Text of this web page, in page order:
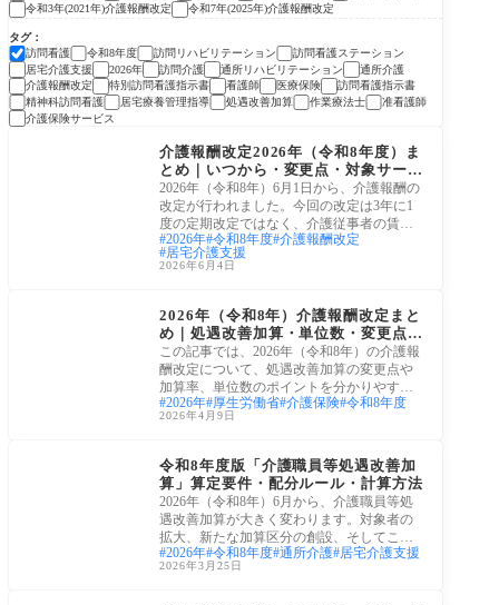
令和3年(2021年)介護報酬改定
令和7年(2025年)介護報酬改定
タグ
訪問看護
令和8年度 訪問リハビリテーション
訪問看護ステーション
居宅介護支援
2026年 訪問介護 通所リハビリテーション
通所介護
介護報酬改定
特別訪問看護指示書 看護師 医療保険
訪問看護指示書
精神科訪問看護
居宅療養管理指導 処遇改善加算 作業療法士
准看護師
介護保険サービス
令和8年(2026年)介護報
介護報酬改定2026年（令和8年度）ま
とめ｜いつから・変更点・対象サービ
スをわかりやすく解説
2026年（令和8年）6月1日から、介護報酬の
改定が行われました。今回の改定は3年に1
度の定期改定ではなく、介護従事者の賃上
げを早急
2026年 令和8年度 介護報酬改定
居宅介護支援
2026年6月4日
2026年（令和8年）介護報酬改定まと
め｜処遇改善加算・単位数・変更点を
解説
この記事では、2026年（令和8年）の介護報
酬改定について、処遇改善加算の変更点や
加算率、単位数のポイントを分かりやすく
まとめ
2026年 厚生労働省 介護保険 令和8年度
2026年4月9日
令和8年度版「介護職員等処遇改善加
算」算定要件・配分ルール・計算方法
2026年（令和8年）6月から、介護職員等処
遇改善加算が大きく変わります。対象者の
拡大、新たな加算区分の創設、そしてこれ
まで対象
2026年 令和8年度 通所介護 居宅介護支援
2026年3月25日